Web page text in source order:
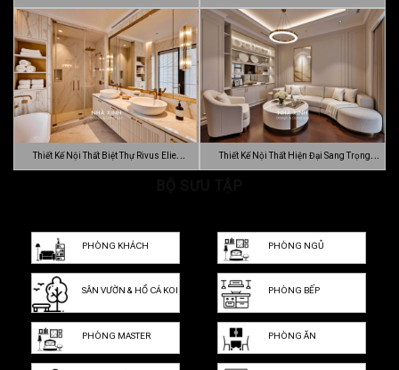
… Luca…
Thiết Kế Nội Thất Biệt Thự Rivus Elie Thiết Kế Nội Thất Hiện Đại Sang Trọng
PHÒNG KHÁCH PHÒNG NGỦ
SÂN VƯỜN & HỒ CÁ KOI PHÒNG BẾP
PHÒNG MASTER PHÒNG ĂN